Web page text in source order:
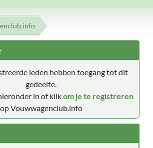
leden hebben toegang tot dit
gedeelte.
in of klikom je te registreren
op Vouwwagenclub.info